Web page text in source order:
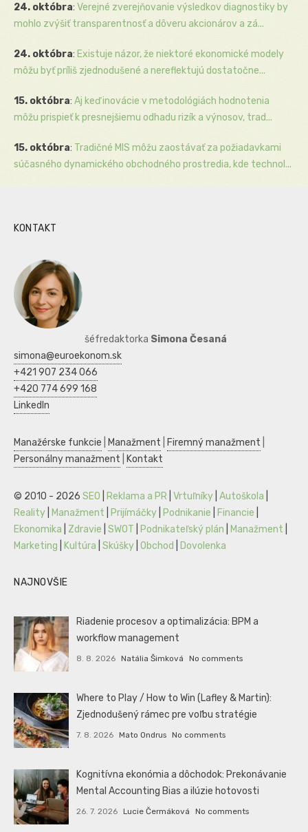
24. októbra: Verejné zverejňovanie výsledkov diagnostiky by
mohlo zvýšiť transparentnosť a dôveru akcionárov a zá...
24. októbra: Existuje názor, že niektoré ekonomické modely
môžu byť príliš zjednodušené a nereflektujú dostatočne...
15. októbra: Aj keď inovácie v metodológiách hodnotenia
môžu prispieť k presnejšiemu odhadu rizík a výnosov, trad...
15. októbra: Tradičné MIS môžu zaostávať za požiadavkami
súčasného dynamického obchodného prostredia, kde technol...
KONTAKT
šéfredaktorka Simona Česaná
simona@euroekonom.sk
+421 907 234 066
+420 774 699 168
LinkedIn
Manažérske funkcie Manažment Firemný manažment
Personálny manažment
Kontakt
© 2010 - 2026 SEO Reklama a PR Vrtuľníky Autoškola
Reality
Manažment Prijímáčky Podnikanie Financie
Ekonomika
Zdravie SWOT Podnikateľský plán Manažment
Marketing
Kultúra Skúšky Obchod Dovolenka
NAJNOVŠIE
Riadenie procesov a optimalizácia: BPM a
workflow management
8. 8. 2026 Natália Šimková No comments
Where to Play / How to Win (Lafley & Martin):
Zjednodušený rámec pre voľbu stratégie
7. 8. 2026 Mato Ondrus No comments
Kognitívna ekonómia a dôchodok: Prekonávanie
Mental Accounting Bias a ilúzie hotovosti
26. 7. 2026 Lucie Čermáková No comments